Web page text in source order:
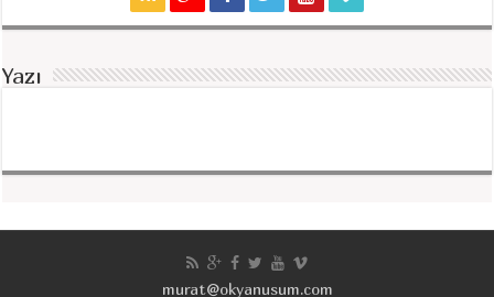
Yazı
murat@okyanusum.com